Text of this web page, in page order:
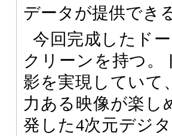
データが提供でき
今回完成したド
クリーンを持つ。
影を実現していて
力ある映像が楽し
発した4次元デジ